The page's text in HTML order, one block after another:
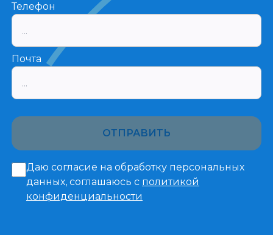
Телефон
Почта
ОТПРАВИТЬ
Даю согласие на обработку персональных
данных, соглашаюсь с политикой
конфиденциальности